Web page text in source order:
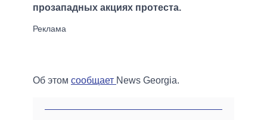
прозападных акциях протеста.
Об этом сообщает News Georgia.